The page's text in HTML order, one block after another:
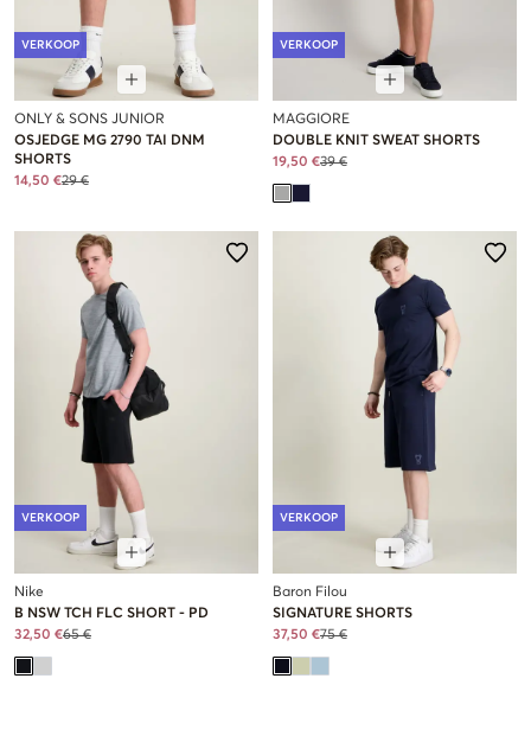
VERKOOP
ONLY & SONS JUNIOR
OSJEDGE MG 2790 TAI DNM
SHORTS
14,50 €29 €
VERKOOP
MAGGIORE
DOUBLE KNIT SWEAT SHORTS
19,50 €39 €
VERKOOP
Nike
B NSW TCH FLC SHORT - PD
32,50 €65 €
VERKOOP
Baron Filou
SIGNATURE SHORTS
37,50 €75 €